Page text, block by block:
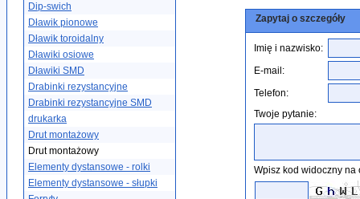
Dip-swich
Dławik pionowe
Dławik toroidalny
Dławiki osiowe
Dławiki SMD
Drabinki rezystancyjne
Drabinki rezystancyjne SMD
drukarka
Drut montażowy
Drut montażowy
Elementy dystansowe - rolki
Elementy dystansowe - słupki
Zapytaj o szczegóły
Imię i nazwisko:
E-mail:
Telefon:
Twoje pytanie:
Wpisz kod widoczny na